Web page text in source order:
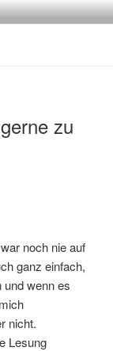
zu
noch nie auf
ganz einfach,
und wenn es
nicht.
Lesung